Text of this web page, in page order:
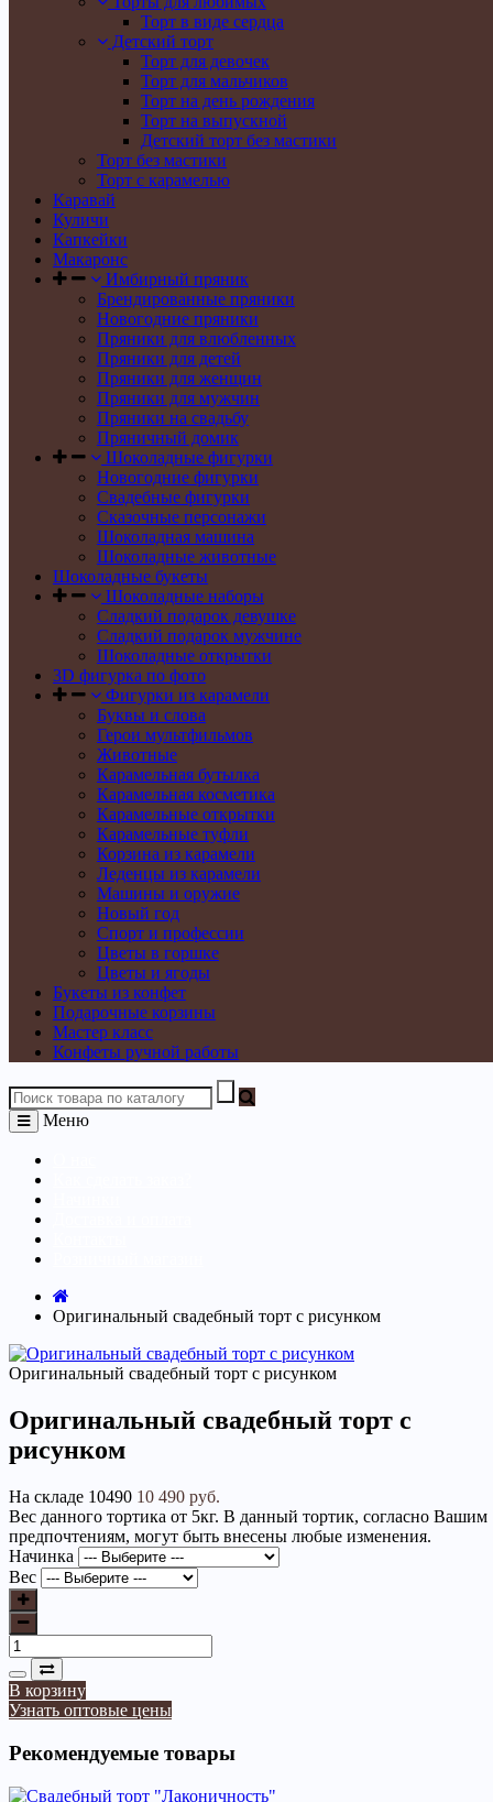
Торт в виде сердца
Детский торт
Торт для девочек
Торт для мальчиков
Торт на день рождения
Торт на выпускной
Детский торт без мастики
Торт без мастики
Торт с карамелью
Каравай
Куличи
Капкейки
Макаронс
Имбирный пряник
Брендированные пряники
Новогодние пряники
Пряники для влюбленных
Пряники для детей
Пряники для женщин
Пряники для мужчин
Пряники на свадьбу
Пряничный домик
Шоколадные фигурки
Новогодние фигурки
Свадебные фигурки
Сказочные персонажи
Шоколадная машина
Шоколадные животные
Шоколадные букеты
Шоколадные наборы
Сладкий подарок девушке
Сладкий подарок мужчине
Шоколадные открытки
3D фигурка по фото
Фигурки из карамели
Буквы и слова
Герои мультфильмов
Животные
Карамельная бутылка
Карамельная косметика
Карамельные открытки
Карамельные туфли
Корзина из карамели
Леденцы из карамели
Машины и оружие
Новый год
Спорт и профессии
Цветы в горшке
Цветы и ягоды
Букеты из конфет
Подарочные корзины
Мастер класс
Конфеты ручной работы
Меню
Оригинальный свадебный торт с рисунком
Оригинальный свадебный торт с рисунком
Оригинальный свадебный торт с
рисунком
На складе 10490 10 490 руб.
Вес данного тортика от 5кг. В данный тортик, согласно Вашим
предпочтениям, могут быть внесены любые изменения.
Начинка
Вес
В корзину
Узнать оптовые цены
Рекомендуемые товары